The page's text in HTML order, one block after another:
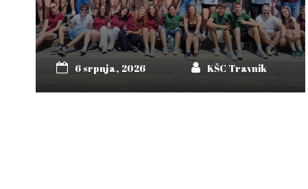
6 srpnja, 2026 KŠC Travnik